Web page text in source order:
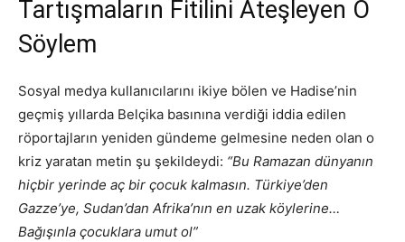
Tartışmaların Fitilini Ateşleyen O
Söylem
Sosyal medya kullanıcılarını ikiye bölen ve Hadise’nin
geçmiş yıllarda Belçika basınına verdiği iddia edilen
röportajların yeniden gündeme gelmesine neden olan o
kriz yaratan metin şu şekildeydi: “Bu Ramazan dünyanın
hiçbir yerinde aç bir çocuk kalmasın. Türkiye’den
Gazze’ye, Sudan’dan Afrika’nın en uzak köylerine…
Bağışınla çocuklara umut ol”